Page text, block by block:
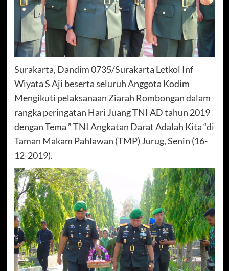
Surakarta, Dandim 0735/Surakarta Letkol Inf
Wiyata S Aji beserta seluruh Anggota Kodim
Mengikuti pelaksanaan Ziarah Rombongan dalam
rangka peringatan Hari Juang TNI AD tahun 2019
dengan Tema ” TNI Angkatan Darat Adalah Kita “di
Taman Makam Pahlawan (TMP) Jurug, Senin (16-
12-2019).